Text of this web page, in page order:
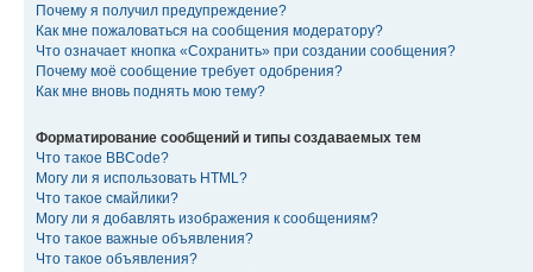
Почему я получил предупреждение?
Как мне пожаловаться на сообщения модератору?
Что означает кнопка «Сохранить» при создании сообщения?
Почему моё сообщение требует одобрения?
Как мне вновь поднять мою тему?
Форматирование сообщений и типы создаваемых тем
Что такое BBCode?
Могу ли я использовать HTML?
Что такое смайлики?
Могу ли я добавлять изображения к сообщениям?
Что такое важные объявления?
Что такое объявления?